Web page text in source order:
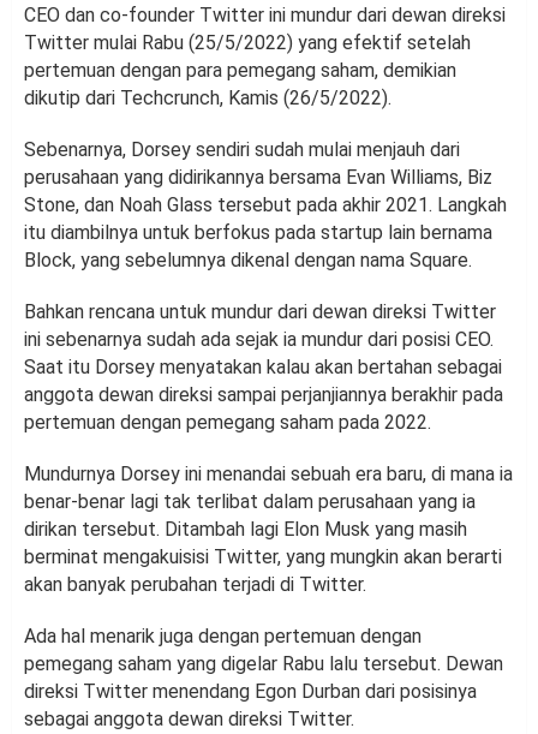
CEO dan co-founder Twitter ini mundur dari dewan direksi
Twitter mulai Rabu (25/5/2022) yang efektif setelah
pertemuan dengan para pemegang saham, demikian
dikutip dari Techcrunch, Kamis (26/5/2022).
Sebenarnya, Dorsey sendiri sudah mulai menjauh dari
perusahaan yang didirikannya bersama Evan Williams, Biz
Stone, dan Noah Glass tersebut pada akhir 2021. Langkah
itu diambilnya untuk berfokus pada startup lain bernama
Block, yang sebelumnya dikenal dengan nama Square.
Bahkan rencana untuk mundur dari dewan direksi Twitter
ini sebenarnya sudah ada sejak ia mundur dari posisi CEO.
Saat itu Dorsey menyatakan kalau akan bertahan sebagai
anggota dewan direksi sampai perjanjiannya berakhir pada
pertemuan dengan pemegang saham pada 2022.
Mundurnya Dorsey ini menandai sebuah era baru, di mana ia
benar-benar lagi tak terlibat dalam perusahaan yang ia
dirikan tersebut. Ditambah lagi Elon Musk yang masih
berminat mengakuisisi Twitter, yang mungkin akan berarti
akan banyak perubahan terjadi di Twitter.
Ada hal menarik juga dengan pertemuan dengan
pemegang saham yang digelar Rabu lalu tersebut. Dewan
direksi Twitter menendang Egon Durban dari posisinya
sebagai anggota dewan direksi Twitter.